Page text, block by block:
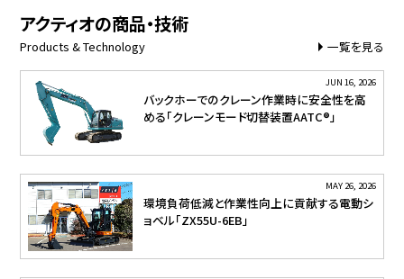
アクティオの商品・技術
Products & Technology 一覧を見る
JUN 16, 2026
バックホーでのクレーン作業時に安全性を高
める「クレーンモード切替装置AATC®」
MAY 26, 2026
環境負荷低減と作業性向上に貢献する電動シ
ョベル「ZX55U-6EB」